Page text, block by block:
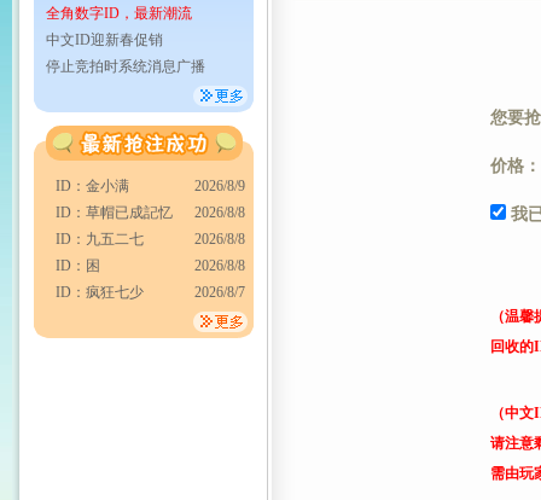
全角数字ID，最新潮流
中文ID迎新春促销
停止竞拍时系统消息广播
ID：金小满
2026/8/9
ID：草帽已成記忆
2026/8/8
ID：九五二七
2026/8/8
ID：困
2026/8/8
ID：疯狂七少
2026/8/7
您要
价格
我
（温
回收的
（中
请注意
需由玩